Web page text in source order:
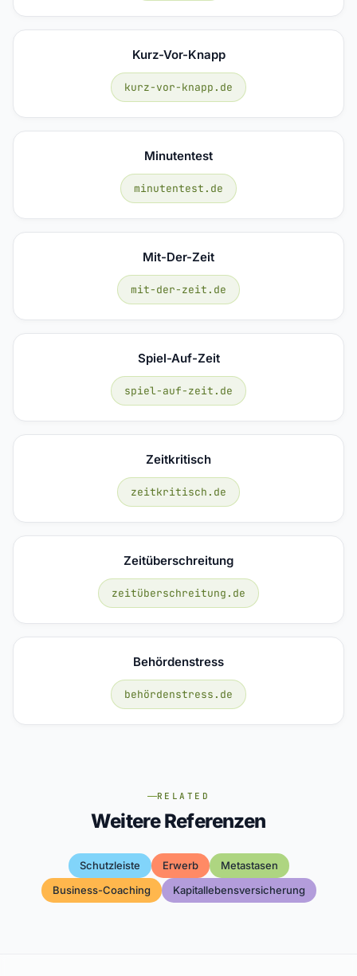
Kurz-Vor-Knapp
kurz-vor-knapp.de
Minutentest
minutentest.de
Mit-Der-Zeit
mit-der-zeit.de
Spiel-Auf-Zeit
spiel-auf-zeit.de
Zeitkritisch
zeitkritisch.de
Zeitüberschreitung
zeitüberschreitung.de
Behördenstress
behördenstress.de
RELATED
Weitere Referenzen
Schutzleiste Erwerb
Metastasen
Business-Coaching
Kapitallebensversicherung